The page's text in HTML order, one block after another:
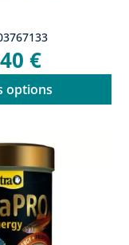
€
options